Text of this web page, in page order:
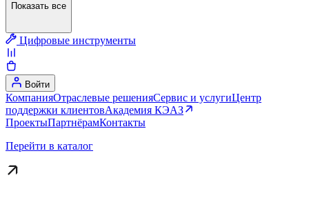
Показать все
Цифровые инструменты
Войти
КомпанияОтраслевые решенияСервис и услугиЦентр
поддержки клиентовАкадемия КЭАЗ
ПроектыПартнёрамКонтакты
Перейти в каталог